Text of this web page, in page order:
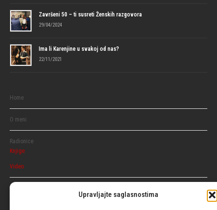
Upravljajte saglasnostima
Završeni 50 – ti susreti Ženskih razgovora
29/04/2024
Ima li Karenjine u svakoj od nas?
22/11/2021
Home
O meni
Radionice
Knjige
Video
Razgovaraj